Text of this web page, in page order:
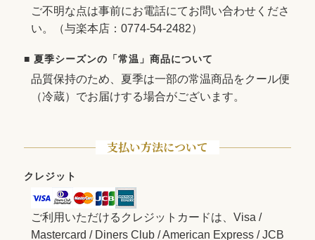
ご不明な点は事前にお電話にてお問い合わせくださ
い。（与楽本店：0774-54-2482）
■ 夏季シーズンの「常温」商品について
品質保持のため、夏季は一部の常温商品をクール便
（冷蔵）でお届けする場合がございます。
支払い方法について
クレジット
ご利用いただけるクレジットカードは、Visa /
Mastercard / Diners Club / American Express / JCB